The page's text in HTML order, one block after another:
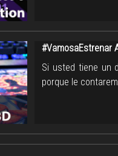
#VamosaEstrenar
Si usted tiene un
porque le